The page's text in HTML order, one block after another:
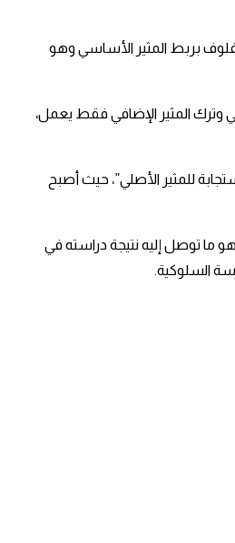
بربط المثير الأساسي وهو
وترك المثير الإضافي فقط يعمل،
للمثير الأصلي”، حيث أصبح
ما توصل إليه نتيجة دراسته في
السلوكية.